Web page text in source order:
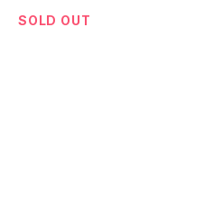
SOLD OUT